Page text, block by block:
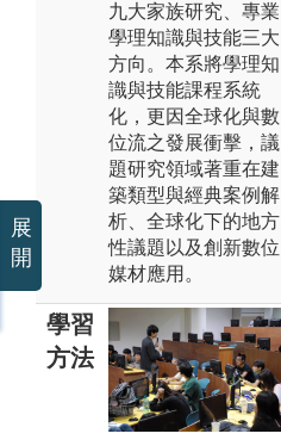
九大家族研究、專業
學理知識與技能三大
方向。本系將學理知
識與技能課程系統
化，更因全球化與數
位流之發展衝擊，議
題研究領域著重在建
築類型與經典案例解
析、全球化下的地方
性議題以及創新數位
媒材應用。
學習
方法
展
開